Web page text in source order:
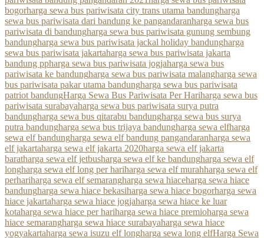
bogorharga sewa bus pariwisata city trans utama bandungharga
sewa bus pariwisata dari bandung ke pangandaranharga sewa bus
pariwisata di bandungharga sewa bus pariwisata gunung sembung
bandungharga sewa bus pariwisata jackal holiday bandungharga
sewa bus pariwisata jakartaharga sewa bus pariwisata jakarta
bandung ppharga sewa bus pariwisata jogjaharga sewa bus
pariwisata ke bandungharga sewa bus pariwisata malangharga sewa
bus pariwisata pakar utama bandungharga sewa bus pariwisata
patriot bandungHarga Sewa Bus Pariwisata Per Hariharga sewa bus
pariwisata surabayaharga sewa bus pariwisata surya putra
bandungharga sewa bus qitarabu bandungharga sewa bus surya
putra bandungharga sewa bus trijaya bandungharga sewa elfharga
sewa elf bandungharga sewa elf bandung pangandaranharga sewa
elf jakartaharga sewa elf jakarta 2020harga sewa elf jakarta
baratharga sewa elf jetbusharga sewa elf ke bandungharga sewa elf
longharga sewa elf long per hariharga sewa elf murahharga sewa elf
perhariharga sewa elf semarangharga sewa hiaceharga sewa hiace
bandungharga sewa hiace bekasiharga sewa hiace bogorharga sewa
hiace jakartaharga sewa hiace jogjaharga sewa hiace ke luar
kotaharga sewa hiace per hariharga sewa hiace premioharga sewa
hiace semarangharga sewa hiace surabayaharga sewa hiace
yogyakartaharga sewa isuzu elf longharga sewa long elfHarga Sewa